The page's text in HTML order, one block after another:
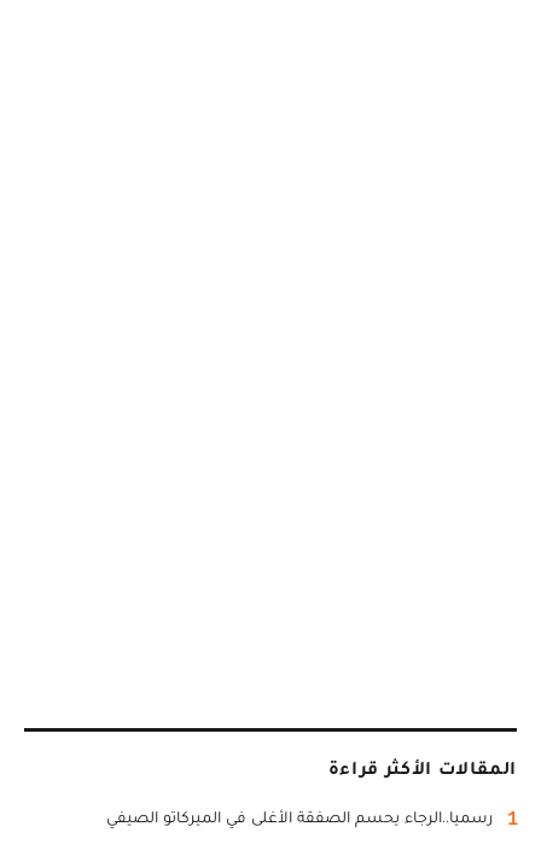
المقالات الأكثر قراءة
1 رسميا..الرجاء يحسم الصفقة الأغلى في الميركاتو الصيفي